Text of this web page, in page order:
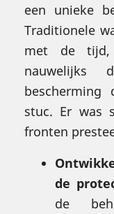
een unieke
Traditionele
met de
nauwelijks
stuc. Er was
fronten
de
de